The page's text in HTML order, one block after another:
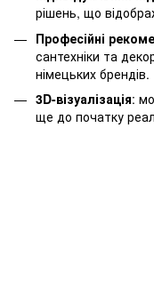
рішень, що
Професійні
сантехніки та
німецьких брендів.
3D-візуалізація:
ще до початку